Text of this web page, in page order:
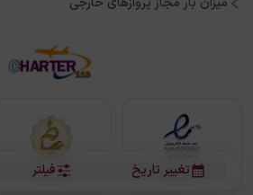
فیلتر تغییر تاریخ